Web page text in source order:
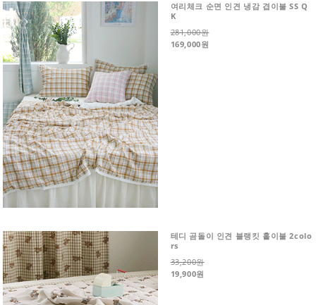
여리체크 순면 인견 냉감 겹이불 SS Q
K
281,000원
169,000원
테디 곰돌이 인견 블랭킷 홑이불 2colo
rs
33,200원
19,900원